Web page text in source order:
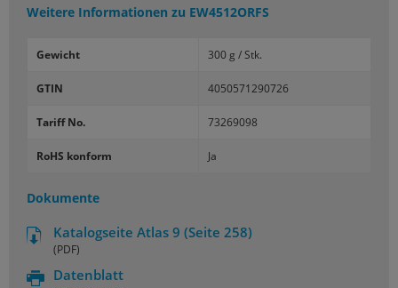
Weitere Informationen zu EW4512ORFS
Gewicht 300 g / Stk.
GTIN 4050571290726
Tariff No. 73269098
RoHS konform Ja
Dokumente
Katalogseite Atlas 9 (Seite 258)
(PDF)
Datenblatt